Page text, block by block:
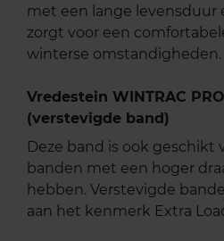
met een lange levensduur
zorgt voor een
winterse omstandigheden.
Vredestein WINTRAC
(verstevigde band)
Deze band is ook geschikt
banden met een hoger
hebben. Verstevigde
aan het kenmerk Extra